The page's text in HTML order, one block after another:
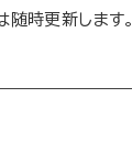
随時更新します。